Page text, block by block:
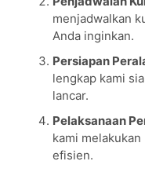
menjadwalkan
Anda inginkan.
Persiapan
lengkap kami
lancar.
Pelaksanaan
kami
efisien.